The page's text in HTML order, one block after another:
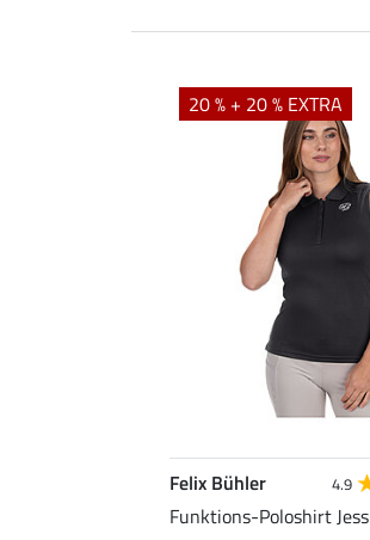
20 % + 20 % EXTRA
Felix Bühler 4.9
Funktions-Poloshirt Jess